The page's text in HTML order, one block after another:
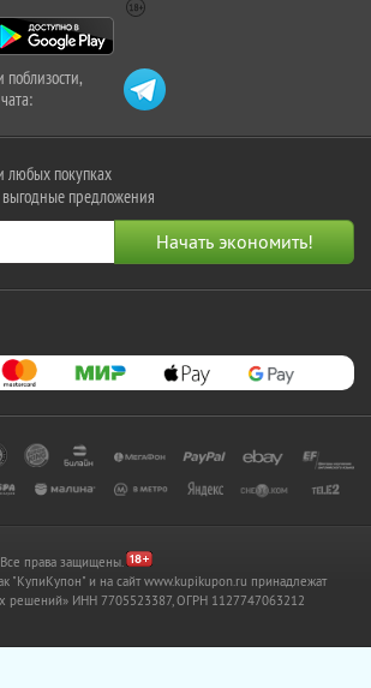
любых покупках
предложения
права защищены.
"КупиКупон" и на сайт www.kupikupon.ru принадлежат
решений» ИНН 7705523387, ОГРН 1127747063212